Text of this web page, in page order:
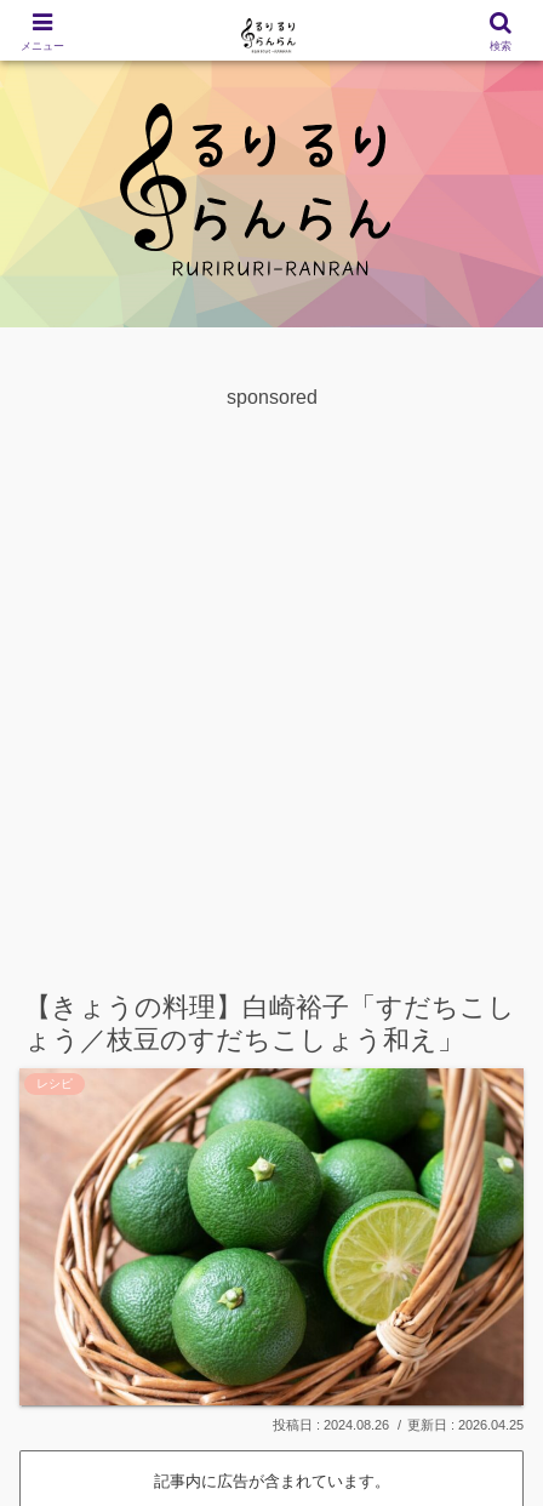
sponsored
【きょうの料理】白崎裕子「すだちこし
ょう／枝豆のすだちこしょう和え」
レシピ
2024.08.26 2026.04.25
記事内に広告が含まれています。
メニュー 検索